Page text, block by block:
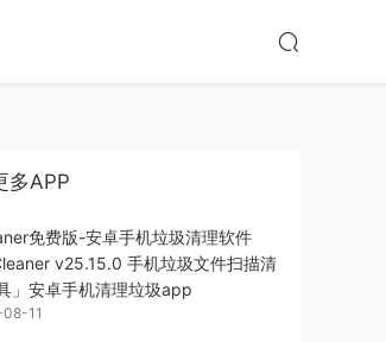
多APP
免费版-安卓手机垃圾清理软件
v25.15.0 手机垃圾文件扫描清
」安卓手机清理垃圾app
11